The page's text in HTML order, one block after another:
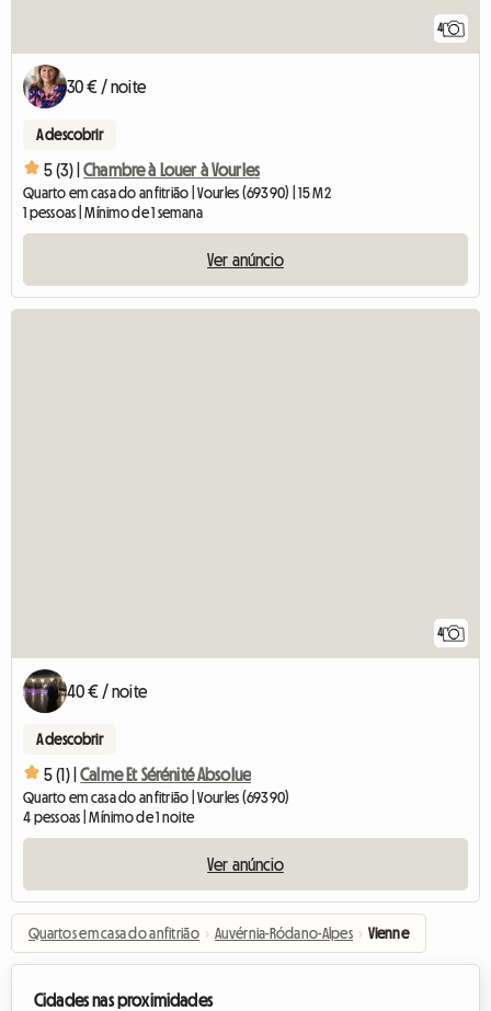
4
30 € / noite
A descobrir
5 (3) | Chambre à Louer à Vourles
Quarto em casa do anfitrião | Vourles (69390) | 15 M2
1 pessoas | Mínimo de 1 semana
Ver anúncio
4
40 € / noite
A descobrir
5 (1) | Calme Et Sérénité Absolue
Quarto em casa do anfitrião | Vourles (69390)
4 pessoas | Mínimo de 1 noite
Ver anúncio
Quartos em casa do anfitrião › Auvérnia-Ródano-Alpes › Vienne
Cidades nas proximidades